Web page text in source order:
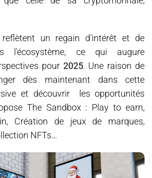
reflètent un regain d'intérêt et de
l'écosystème, ce qui augure
pour 2025. Une raison de
dès maintenant dans cette
et découvrir les opportunités
The Sandbox : Play to earn,
Création de jeux de marques,
NFTs…